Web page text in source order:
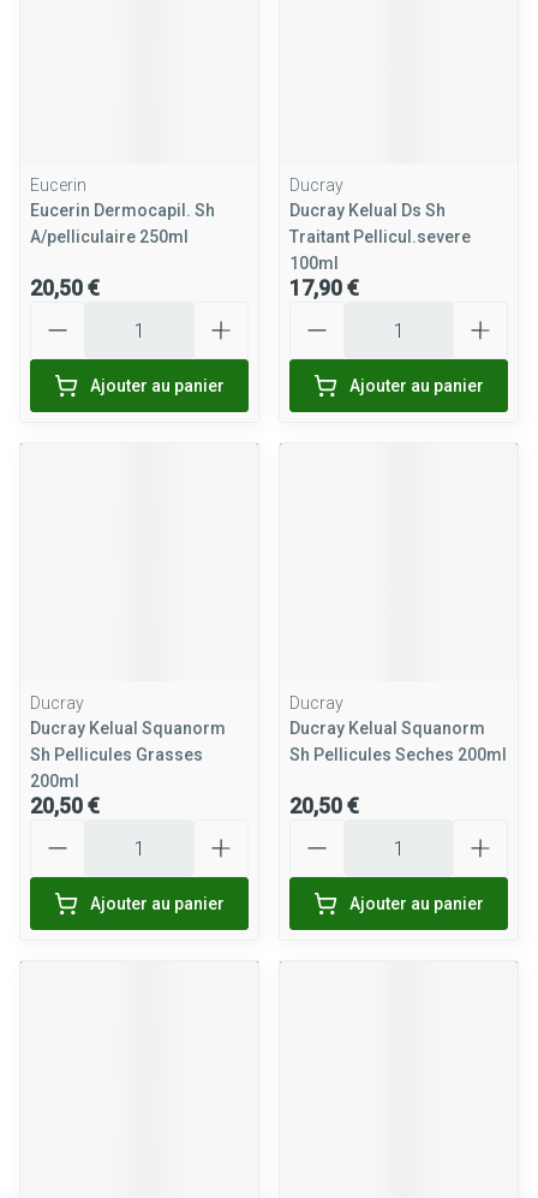
Eucerin
Eucerin Dermocapil. Sh
A/pelliculaire 250ml
20,50 €
Ajouter au panier
Ducray
Ducray Kelual Ds Sh
Traitant Pellicul.severe
100ml
17,90 €
Ajouter au panier
Ducray
Ducray Kelual Squanorm
Sh Pellicules Grasses
200ml
20,50 €
Ajouter au panier
Ducray
Ducray Kelual Squanorm
Sh Pellicules Seches 200ml
20,50 €
Ajouter au panier